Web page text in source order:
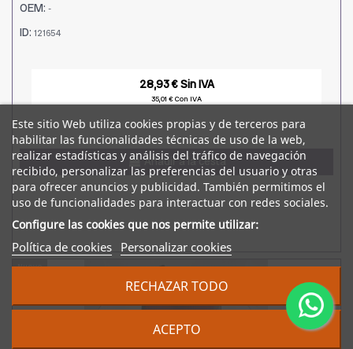
OEM: -
ID: 121654
28,93 € Sin IVA
35,01 € Con IVA
Añadir a la cesta
Nuevo
Este sitio Web utiliza cookies propias y de terceros para
habilitar las funcionalidades técnicas de uso de la web,
realizar estadísticas y análisis del tráfico de navegación
recibido, personalizar las preferencias del usuario y otras
para ofrecer anuncios y publicidad. También permitimos el
uso de funcionalidades para interactuar con redes sociales.
Configure las cookies que nos permite utilizar:
Política de cookies Personalizar cookies
RECHAZAR TODO
ACEPTO